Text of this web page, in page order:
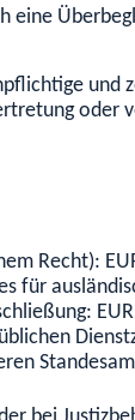
Recht):
für